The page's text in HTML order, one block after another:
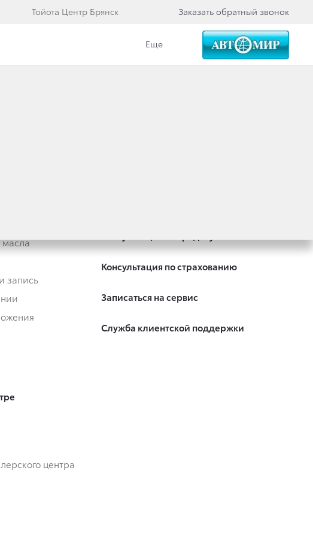
Тойота Центр Брянск Заказать обратный звонок
Еще
масла
запись
центра
Консультация по страхованию
Записаться на сервис
Служба клиентской поддержки